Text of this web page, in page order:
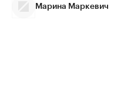
Марина Маркевич